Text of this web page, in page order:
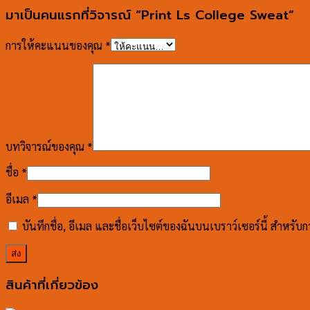
มาเป็นคนแรกที่วิจารณ์ “Print Ls College Sweat”
การให้คะแนนของคุณ *
บทวิจารณ์ของคุณ *
ชื่อ *
อีเมล *
บันทึกชื่อ, อีเมล และชื่อเว็บไซต์ของฉันบนเบราว์เซอร์นี้ สำหรับ
สินค้าที่เกี่ยวข้อง